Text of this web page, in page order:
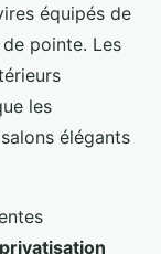
équipés de
pointe. Les
les
élégants
privatisation